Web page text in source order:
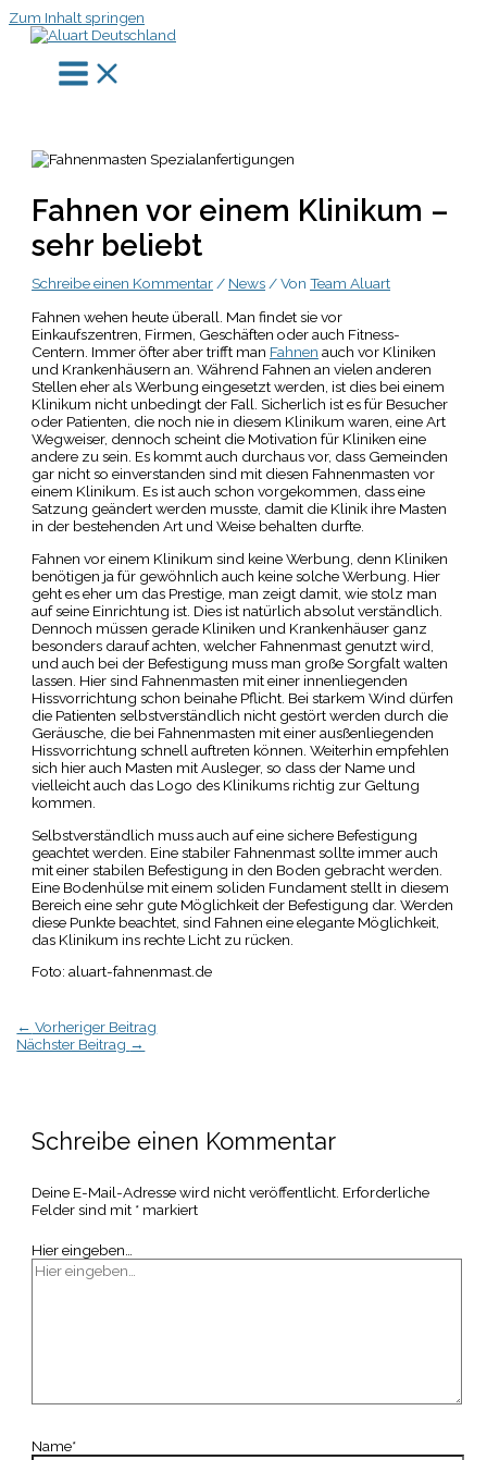
Zum Inhalt springen
Fahnen vor einem Klinikum –
sehr beliebt
Schreibe einen Kommentar / News / VonTeam Aluart
Fahnen wehen heute überall. Man findet sie vor
Einkaufszentren, Firmen, Geschäften oder auch Fitness-
Centern. Immer öfter aber trifft man Fahnen auch vor Kliniken
und Krankenhäusern an. Während Fahnen an vielen anderen
Stellen eher als Werbung eingesetzt werden, ist dies bei einem
Klinikum nicht unbedingt der Fall. Sicherlich ist es für Besucher
oder Patienten, die noch nie in diesem Klinikum waren, eine Art
Wegweiser, dennoch scheint die Motivation für Kliniken eine
andere zu sein. Es kommt auch durchaus vor, dass Gemeinden
gar nicht so einverstanden sind mit diesen Fahnenmasten vor
einem Klinikum. Es ist auch schon vorgekommen, dass eine
Satzung geändert werden musste, damit die Klinik ihre Masten
in der bestehenden Art und Weise behalten durfte.
Fahnen vor einem Klinikum sind keine Werbung, denn Kliniken
benötigen ja für gewöhnlich auch keine solche Werbung. Hier
geht es eher um das Prestige, man zeigt damit, wie stolz man
auf seine Einrichtung ist. Dies ist natürlich absolut verständlich.
Dennoch müssen gerade Kliniken und Krankenhäuser ganz
besonders darauf achten, welcher Fahnenmast genutzt wird,
und auch bei der Befestigung muss man große Sorgfalt walten
lassen. Hier sind Fahnenmasten mit einer innenliegenden
Hissvorrichtung schon beinahe Pflicht. Bei starkem Wind dürfen
die Patienten selbstverständlich nicht gestört werden durch die
Geräusche, die bei Fahnenmasten mit einer ausßenliegenden
Hissvorrichtung schnell auftreten können. Weiterhin empfehlen
sich hier auch Masten mit Ausleger, so dass der Name und
vielleicht auch das Logo des Klinikums richtig zur Geltung
kommen.
Selbstverständlich muss auch auf eine sichere Befestigung
geachtet werden. Eine stabiler Fahnenmast sollte immer auch
mit einer stabilen Befestigung in den Boden gebracht werden.
Eine Bodenhülse mit einem soliden Fundament stellt in diesem
Bereich eine sehr gute Möglichkeit der Befestigung dar. Werden
diese Punkte beachtet, sind Fahnen eine elegante Möglichkeit,
das Klinikum ins rechte Licht zu rücken.
Foto: aluart-fahnenmast.de
← Vorheriger Beitrag
Nächster Beitrag →
Schreibe einen Kommentar
Deine E-Mail-Adresse wird nicht veröffentlicht. Erforderliche
Felder sind mit * markiert
Hier eingeben…
Name*